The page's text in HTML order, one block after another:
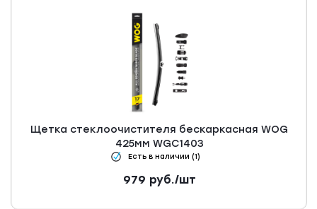
Щетка стеклоочистителя бескаркасная WOG
425мм WGC1403
Есть в наличии (1)
979 руб./шт